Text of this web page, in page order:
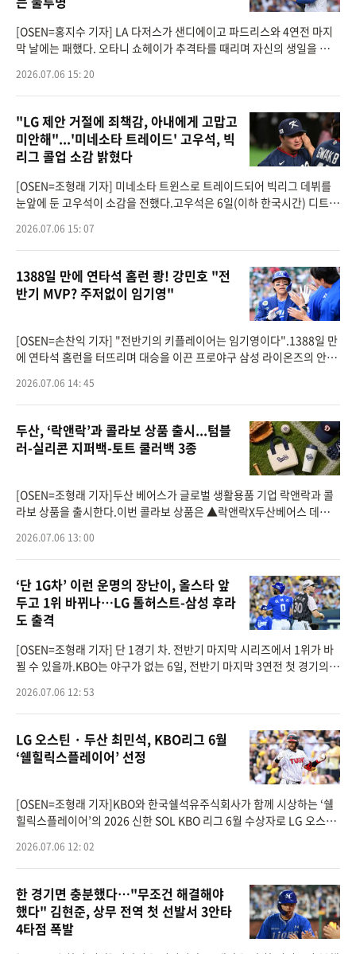
[OSEN=홍지수 기자] LA 다저스가 샌디에이고 파드리스와 4연전 마지
막 날에는 패했다. 오타니 쇼헤이가 추격타를 때리며 자신의 생일을 자축
캘리포니아주 로
2026.07.06 15: 20
"LG 제안 거절에 죄책감, 아내에게 고맙고
미안해"...'미네소타 트레이드' 고우석, 빅
리그 콜업 소감 밝혔다
[OSEN=조형래 기자] 미네소타 트윈스로 트레이드되어 빅리그 데뷔를
눈앞에 둔 고우석이 소감을 전했다.고우석은 6일(이하 한국시간) 디트로
약간의 현금이
2026.07.06 15: 07
1388일 만에 연타석 홈런 쾅! 강민호 "전
반기 MVP? 주저없이 임기영"
[OSEN=손찬익 기자] "전반기의 키플레이어는 임기영이다".1388일 만
에 연타석 홈런을 터뜨리며 대승을 이끈 프로야구 삼성 라이온즈의 안방
임 없이
2026.07.06 14: 45
두산, ‘락앤락’과 콜라보 상품 출시...텀블
러-실리콘 지퍼백-토트 쿨러백 3종
[OSEN=조형래 기자]두산 베어스가 글로벌 생활용품 기업 락앤락과 콜
라보 상품을 출시한다.이번 콜라보 상품은 ▲락앤락X두산베어스 데일리
산베어스 토트
2026.07.06 13: 00
‘단 1G차’ 이런 운명의 장난이, 올스타 앞
두고 1위 바뀌나…LG 톨허스트-삼성 후라
도 출격
[OSEN=조형래 기자] 단 1경기 차. 전반기 마지막 시리즈에서 1위가 바
뀔 수 있을까.KBO는 야구가 없는 6일, 전반기 마지막 3연전 첫 경기의 5
리는 LG 트윈스와
2026.07.06 12: 53
LG 오스틴 · 두산 최민석, KBO리그 6월
‘쉘힐릭스플레이어’ 선정
[OSEN=조형래 기자]KBO와 한국쉘석유주식회사가 함께 시상하는 ‘쉘
힐릭스플레이어’의 2026 신한 SOL KBO 리그 6월 수상자로 LG 오스틴
비 승리 기여도)을 기
2026.07.06 12: 02
한 경기면 충분했다…"무조건 해결해야
했다" 김현준, 상무 전역 첫 선발서 3안타
4타점 폭발